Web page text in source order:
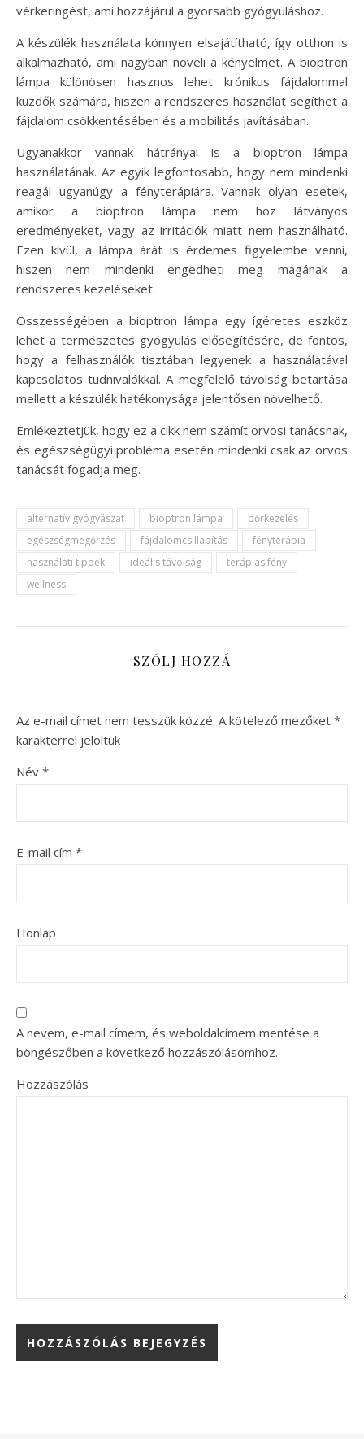
vérkeringést, ami hozzájárul a gyorsabb gyógyuláshoz.
A készülék használata könnyen elsajátítható, így otthon is
alkalmazható, ami nagyban növeli a kényelmet. A bioptron
lámpa különösen hasznos lehet krónikus fájdalommal
küzdők számára, hiszen a rendszeres használat segíthet a
fájdalom csökkentésében és a mobilitás javításában.
Ugyanakkor vannak hátrányai is a bioptron lámpa
használatának. Az egyik legfontosabb, hogy nem mindenki
reagál ugyanúgy a fényterápiára. Vannak olyan esetek,
amikor a bioptron lámpa nem hoz látványos
eredményeket, vagy az irritációk miatt nem használható.
Ezen kívül, a lámpa árát is érdemes figyelembe venni,
hiszen nem mindenki engedheti meg magának a
rendszeres kezeléseket.
Összességében a bioptron lámpa egy ígéretes eszköz
lehet a természetes gyógyulás elősegítésére, de fontos,
hogy a felhasználók tisztában legyenek a használatával
kapcsolatos tudnivalókkal. A megfelelő távolság betartása
mellett a készülék hatékonysága jelentősen növelhető.
Emlékeztetjük, hogy ez a cikk nem számít orvosi tanácsnak,
és egészségügyi probléma esetén mindenki csak az orvos
tanácsát fogadja meg.
alternatív gyógyászat bioptron lámpa
bőrkezelés
egészségmegőrzés
fájdalomcsillapítás
fényterápia
használati tippek
ideális távolság
terápiás fény
wellness
SZÓLJ HOZZÁ
Az e-mail címet nem tesszük közzé. A kötelező mezőket *
karakterrel jelöltük
Név *
E-mail cím *
Honlap
A nevem, e-mail címem, és weboldalcímem mentése a
böngészőben a következő hozzászólásomhoz.
Hozzászólás